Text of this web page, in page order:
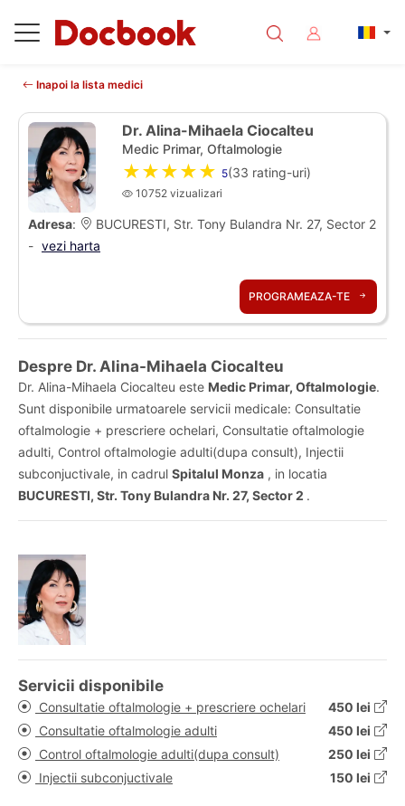
Inapoi la lista medici
Dr. Alina-Mihaela Ciocalteu
Medic Primar, Oftalmologie
★★★★★ 5(33 rating-uri)
10752 vizualizari
Adresa:
BUCURESTI, Str. Tony Bulandra Nr. 27, Sector 2
- vezi harta
PROGRAMEAZA-TE
Despre Dr. Alina-Mihaela Ciocalteu
Dr. Alina-Mihaela Ciocalteu este Medic Primar, Oftalmologie.
Sunt disponibile urmatoarele servicii medicale: Consultatie
oftalmologie + prescriere ochelari, Consultatie oftalmologie
adulti, Control oftalmologie adulti(dupa consult), Injectii
subconjuctivale, in cadrul Spitalul Monza , in locatia
BUCURESTI, Str. Tony Bulandra Nr. 27, Sector 2 .
Servicii disponibile
Consultatie oftalmologie + prescriere ochelari
450 lei
Consultatie oftalmologie adulti
450 lei
Control oftalmologie adulti(dupa consult)
250 lei
Injectii subconjuctivale
150 lei